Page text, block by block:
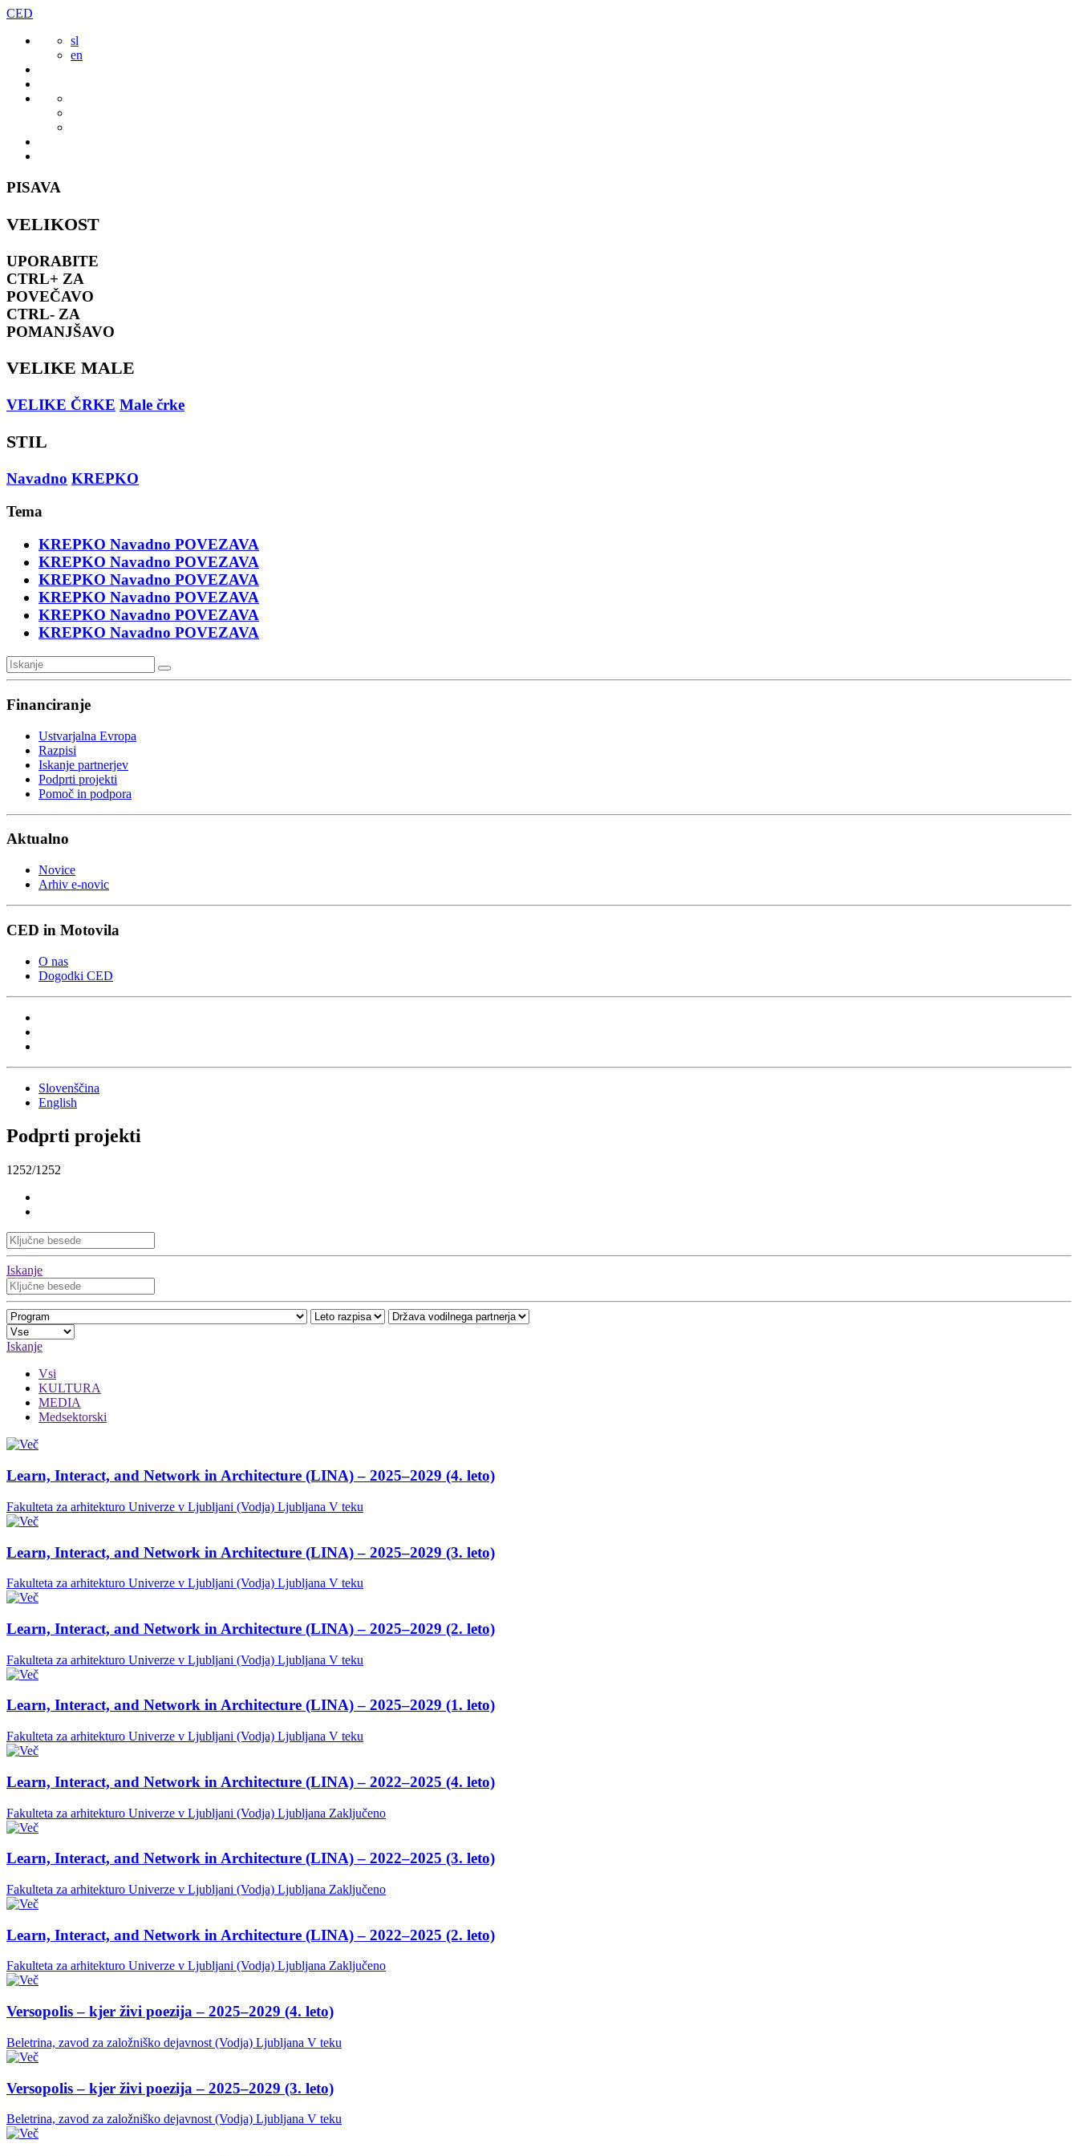
Preskoči
vsebine
CED
sl
en
PISAVA
VELIKOST
UPORABITE
CTRL+ ZA
POVEČAVO
CTRL- ZA
POMANJŠAVO
VELIKE MALE
VELIKE ČRKE Male črke
STIL
Navadno KREPKO
Tema
KREPKO Navadno POVEZAVA
KREPKO Navadno POVEZAVA
KREPKO Navadno POVEZAVA
KREPKO Navadno POVEZAVA
KREPKO Navadno POVEZAVA
KREPKO Navadno POVEZAVA
Financiranje
Ustvarjalna Evropa
Razpisi
Iskanje partnerjev
Podprti projekti
Pomoč in podpora
Aktualno
Novice
Arhiv e-novic
CED in Motovila
O nas
Dogodki CED
Slovenščina
English
Podprti projekti
1252/1252
Iskanje
Iskanje
Vsi
KULTURA
MEDIA
Medsektorski
Learn, Interact, and Network in Architecture (LINA) – 2025–2029 (4. leto)
Fakulteta za arhitekturo Univerze v Ljubljani (Vodja) Ljubljana V teku
Learn, Interact, and Network in Architecture (LINA) – 2025–2029 (3. leto)
Fakulteta za arhitekturo Univerze v Ljubljani (Vodja) Ljubljana V teku
Learn, Interact, and Network in Architecture (LINA) – 2025–2029 (2. leto)
Fakulteta za arhitekturo Univerze v Ljubljani (Vodja) Ljubljana V teku
Learn, Interact, and Network in Architecture (LINA) – 2025–2029 (1. leto)
Fakulteta za arhitekturo Univerze v Ljubljani (Vodja) Ljubljana V teku
Learn, Interact, and Network in Architecture (LINA) – 2022–2025 (4. leto)
Fakulteta za arhitekturo Univerze v Ljubljani (Vodja) Ljubljana Zaključeno
Learn, Interact, and Network in Architecture (LINA) – 2022–2025 (3. leto)
Fakulteta za arhitekturo Univerze v Ljubljani (Vodja) Ljubljana Zaključeno
Learn, Interact, and Network in Architecture (LINA) – 2022–2025 (2. leto)
Fakulteta za arhitekturo Univerze v Ljubljani (Vodja) Ljubljana Zaključeno
Versopolis – kjer živi poezija – 2025–2029 (4. leto)
Beletrina, zavod za založniško dejavnost (Vodja) Ljubljana V teku
Versopolis – kjer živi poezija – 2025–2029 (3. leto)
Beletrina, zavod za založniško dejavnost (Vodja) Ljubljana V teku